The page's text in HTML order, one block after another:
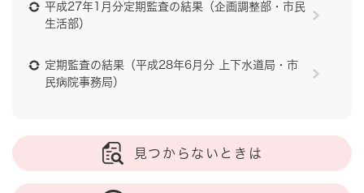
平成27年1月分定期監査の結果（企画調整部・市民
生活部）
定期監査の結果（平成28年6月分 上下水道局・市
民病院事務局）
見つからないときは